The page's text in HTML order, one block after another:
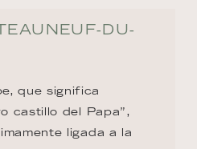
DU-
que significa
castillo del Papa”,
ligada a la